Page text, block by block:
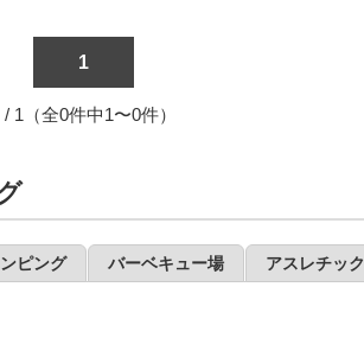
1
/ 1（全0件中1〜0件）
ピング バーベキュー場 アスレチック